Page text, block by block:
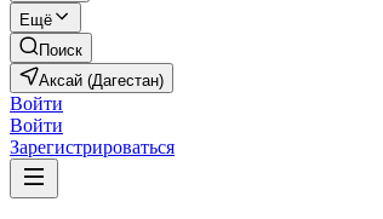
Ещё
Поиск
Аксай (Дагестан)
Войти
Войти
Зарегистрироваться